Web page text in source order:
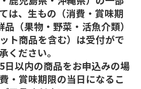
は、生もの（消費・賞味期
（果物・野菜・活魚介類）
ト商品を含む）は受付がで
ください。
以内の商品をお申込みの場
・賞味期限の当日になるこ